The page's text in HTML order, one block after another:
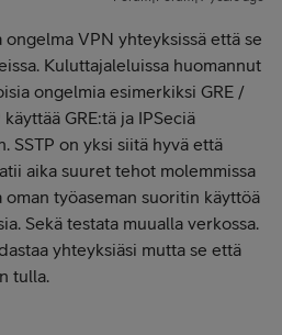
VPN yhteyksissä että se
Kuluttajaleluissa huomannut
ongelmia esimerkiksi GRE /
GRE:tä ja IPSeciä
SSTP on yksi siitä hyvä että
aika suuret tehot molemmissa
oman työaseman suoritin käyttöä
Sekä testata muualla verkossa.
yhteyksiäsi mutta se että
tulla.